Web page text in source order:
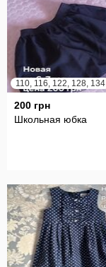
110, 116, 122, 128, 134
200 грн
Школьная юбка